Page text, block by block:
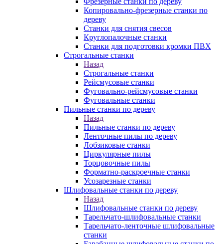
Копировально-фрезерные станки по
дереву
Станки для снятия свесов
Круглопалочные станки
Станки для подготовки кромки ПВХ
Строгальные станки
Назад
Строгальные станки
Рейсмусовые станки
Фуговально-рейсмусовые станки
Фуговальные станки
Пильные станки по дереву
Назад
Пильные станки по дереву
Ленточные пилы по дереву
Лобзиковые станки
Циркулярные пилы
Торцовочные пилы
Форматно-раскроечные станки
Усозарезные станки
Шлифовальные станки по дереву
Назад
Шлифовальные станки по дереву
Тарельчато-шлифовальные станки
Тарельчато-ленточные шлифовальные
станки